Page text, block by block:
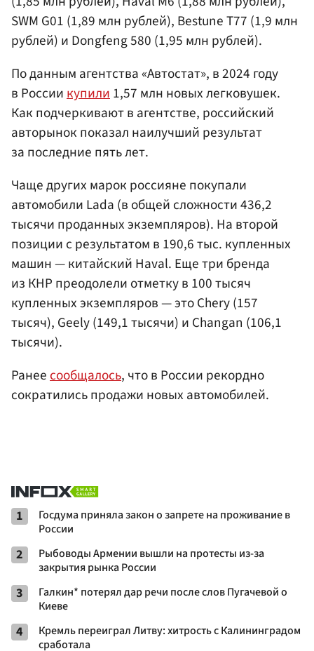
SWM G01 (1,89 млн рублей), Bestune T77 (1,9 млн
рублей) и Dongfeng 580 (1,95 млн рублей).
По данным агентства «Автостат», в 2024 году
в Россиикупили1,57 млн новых легковушек.
Как подчеркивают в агентстве, российский
авторынок показал наилучший результат
за последние пять лет.
Чаще других марок россияне покупали
автомобили Lada (в общей сложности 436,2
тысячи проданных экземпляров). На второй
позиции с результатом в 190,6 тыс. купленных
машин — китайский Haval. Еще три бренда
из КНР преодолели отметку в 100 тысяч
купленных экземпляров — это Chery (157
тысяч), Geely (149,1 тысячи) и Changan (106,1
тысячи).
Ранеесообщалось, что в России рекордно
сократились продажи новых автомобилей.
1
Госдума приняла закон о запрете на проживание в
России
2
Рыбоводы Армении вышли на протесты из-за
закрытия рынка России
3
Галкин* потерял дар речи после слов Пугачевой о
Киеве
4
Кремль переиграл Литву: хитрость с Калининградом
сработала